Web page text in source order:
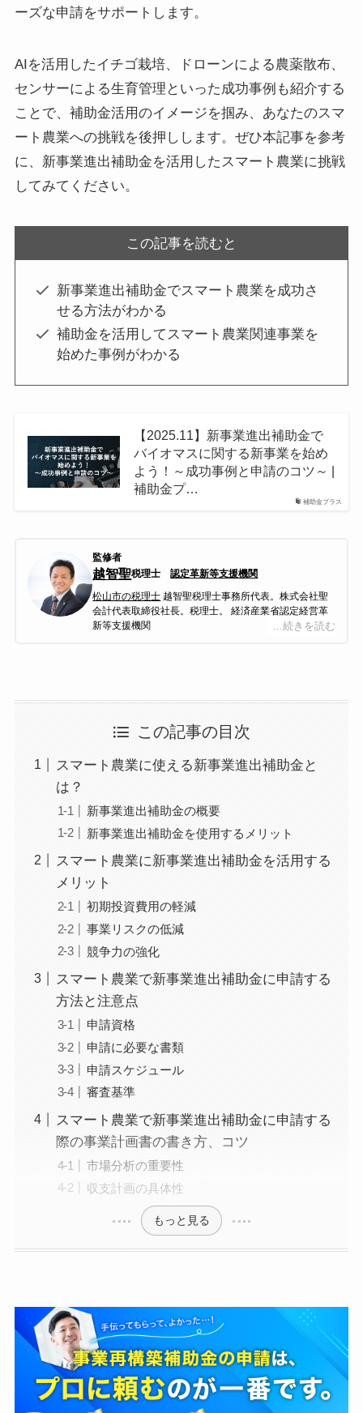
ーズな申請をサポートします。
AIを活用したイチゴ栽培、ドローンによる農薬散布、
センサーによる生育管理といった成功事例も紹介する
ことで、補助金活用のイメージを掴み、あなたのスマ
ート農業への挑戦を後押しします。ぜひ本記事を参考
に、新事業進出補助金を活用したスマート農業に挑戦
してみてください。
この記事を読むと
新事業進出補助金でスマート農業を成功さ
せる方法がわかる
補助金を活用してスマート農業関連事業を
始めた事例がわかる
補助金プラス
【2025.11】新事業進出補助金で
バイオマスに関する新事業を始め
よう！～成功事例と申請のコツ～ |
補助金プ…
監修者
越智聖税理士認定革新等支援機関
…続きを読む
松山市の税理士 越智聖税理士事務所代表。株式会社聖
会計代表取締役社長。税理士。 経済産業省認定経営革
新等支援機関
グ、緻密な経営診断にもとづく経営コンサルティング
援、多くの業種の税務経営支援、相続税、事業承継対
策に従事し、12年の実務経験を経て独立開業。現在、
職員６名の体制でお客様を支援。
事業再構築補助金の書類確認など多岐にわたる業務に
構築補助金の採択率が税理士、会計士、中小企業診断
士などの中で5位になる。四国税理士会松山支部所属。
み、新規事業立ち上げから財務体質改善、集客アドバ
業種に対応し、建設業、飲食業、不動産業、社会福祉
法人、酪農業、さらには漫画家、芸能関係などの珍し
他士業の先生からの紹介となっている。現状では80％
が紹介で、それ以外は直接の依頼や、ネットでの集客
である。税理士業務以外の仕事（保険、法人設立、建
設業許可など）は、提携している専門家の方に積極的
る。顧問先が黒字になるように、出来上がった試算表
を基に徹底的に分析して改善すべき点を指摘。また、
多くの業種を取り扱っていて、周りの業界のヒアリン
グ調査も実施。これにより、一般的には7割が赤字企業
といわれるなか、当事務所の顧問先の黒字率は6割を超
える。
【他媒体での監修事例】
この記事の目次
スマート農業に使える新事業進出補助金と
は？
新事業進出補助金の概要
新事業進出補助金を使用するメリット
スマート農業に新事業進出補助金を活用する
メリット
初期投資費用の軽減
事業リスクの低減
競争力の強化
スマート農業で新事業進出補助金に申請する
方法と注意点
申請資格
申請に必要な書類
申請スケジュール
審査基準
スマート農業で新事業進出補助金に申請する
際の事業計画書の書き方、コツ
市場分析の重要性
収支計画の具体性
もっと見る